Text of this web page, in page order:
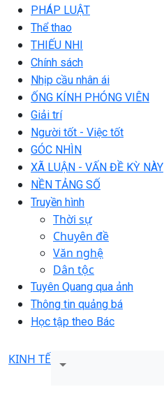
PHÁP LUẬT
Thể thao
THIẾU NHI
Chính sách
Nhịp cầu nhân ái
ỐNG KÍNH PHÓNG VIÊN
Giải trí
Người tốt - Việc tốt
GÓC NHÌN
XÃ LUẬN - VẤN ĐỀ KỲ NÀY
NỀN TẢNG SỐ
Truyền hình
Thời sự
Chuyên đề
Văn nghệ
Dân tộc
Tuyên Quang qua ảnh
Thông tin quảng bá
Học tập theo Bác
KINH TẾ